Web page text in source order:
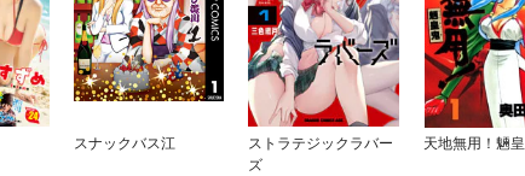
スナックバス江
ストラテジックラバー
ズ
天地無用！魎